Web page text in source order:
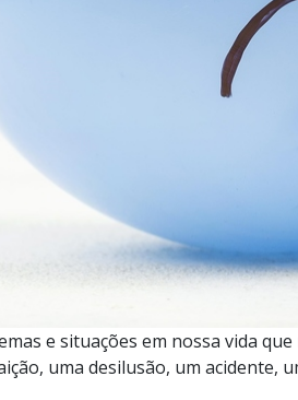
e situações em nossa vida
uma desilusão, um acidente,